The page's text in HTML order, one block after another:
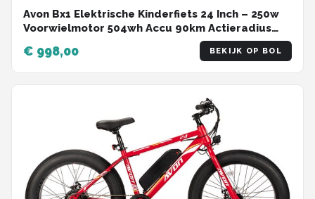
Avon Bx1 Elektrische Kinderfiets 24 Inch – 250w
Voorwielmotor 504wh Accu 90km Actieradius
Hydraulische Schijfremmen Nexus 3-speed
Kleurendisplay Lage Instap Jeans Blue
€ 998,00 BEKIJK OP BOL